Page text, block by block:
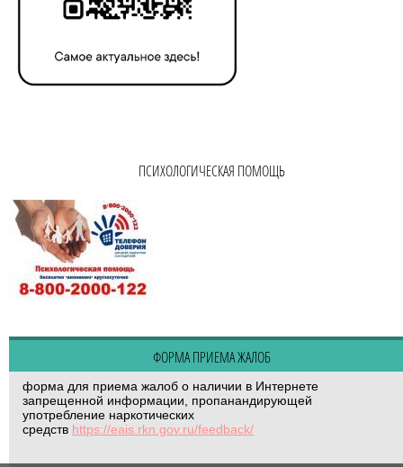
ПСИХОЛОГИЧЕСКАЯ ПОМОЩЬ
ФОРМА ПРИЕМА ЖАЛОБ
форма для приема жалоб о наличии в Интернете
запрещенной информации, пропанандирующей
употребление наркотических
средств https://eais.rkn.gov.ru/feedback/